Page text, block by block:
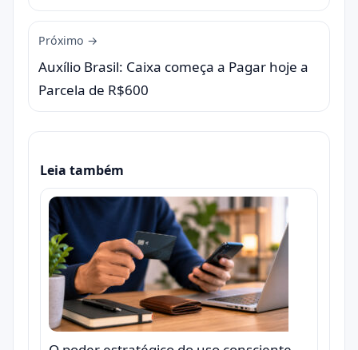
Próximo →
Auxílio Brasil: Caixa começa a Pagar hoje a
Parcela de R$600
Leia também